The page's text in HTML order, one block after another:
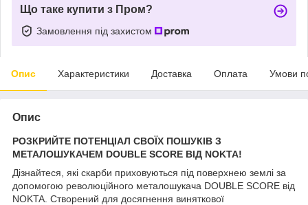
Що таке купити з Пром?
Замовлення під захистом
Опис Характеристики Доставка Оплата Умови
Опис
РОЗКРИЙТЕ ПОТЕНЦІАЛ СВОЇХ ПОШУКІВ З
МЕТАЛОШУКАЧЕМ DOUBLE SCORE ВІД NOKTA!
Дізнайтеся, які скарби приховуються під поверхнею землі за
допомогою революційного металошукача DOUBLE SCORE від
NOKTA. Створений для досягнення виняткової